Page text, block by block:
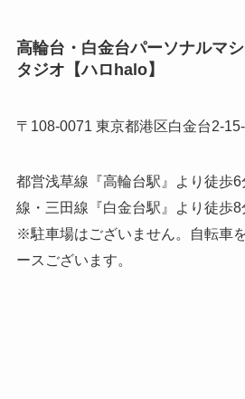
高輪台・白金台パーソナルマ
タジオ【ハロhalo】
〒108-0071 東京都港区白金台2-
都営浅草線『高輪台駅』より徒
線・三田線『白金台駅』より徒歩8
※駐車場はございません。自転車
ースございます。